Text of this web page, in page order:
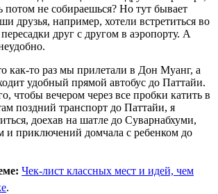
потом не собираешься? Но тут бывает
друзья, например, хотели встретиться во
друг с другом в аэропорту. А
как-то раз мы прилетали в Дон Муанг, а
удобный прямой автобус до Паттайи.
чтобы вечером через все пробки катить в
поздний транспорт до Паттайи, я
доехав на шатле до Суварнабхуми,
и приключений домчала с ребенком до
Чек-лист классных мест и идей, чем
.